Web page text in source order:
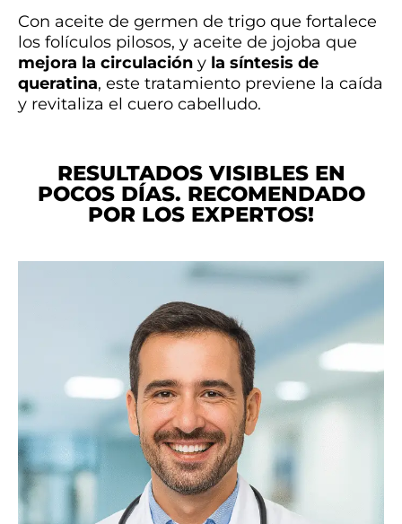
Con aceite de germen de trigo que fortalece
los folículos pilosos, y aceite de jojoba que
mejora la circulación y la síntesis de
queratina, este tratamiento previene la caída
y revitaliza el cuero cabelludo.
RESULTADOS VISIBLES EN
POCOS DÍAS. RECOMENDADO
POR LOS EXPERTOS!